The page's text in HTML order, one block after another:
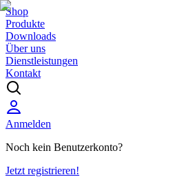
Shop
Produkte
Downloads
Über uns
Dienstleistungen
Kontakt
Anmelden
Noch kein Benutzerkonto?
Jetzt registrieren!